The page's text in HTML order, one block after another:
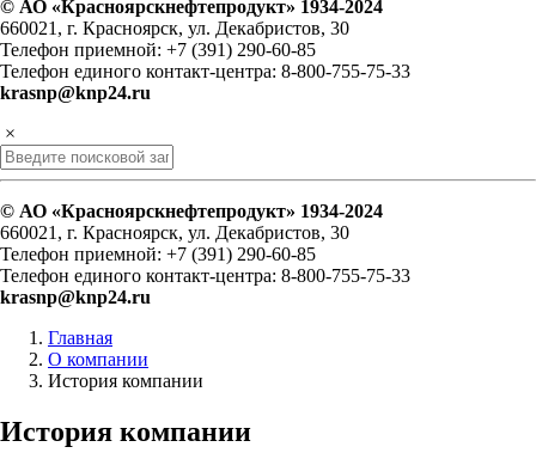
© АО «Красноярскнефтепродукт» 1934-2024
660021, г. Красноярск, ул. Декабристов, 30
Телефон приемной: +7 (391) 290-60-85
Телефон единого контакт-центра: 8-800-755-75-33
krasnp@knp24.ru
×
© АО «Красноярскнефтепродукт» 1934-2024
660021, г. Красноярск, ул. Декабристов, 30
Телефон приемной: +7 (391) 290-60-85
Телефон единого контакт-центра: 8-800-755-75-33
krasnp@knp24.ru
Главная
О компании
История компании
История компании